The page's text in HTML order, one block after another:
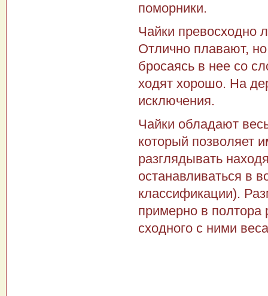
поморники.
Чайки превосходно
Отлично плавают,
бро­саясь в нее со
ходят хорошо. На
исключения.
Чайки обладают
который позволяет
разглядывать
останавливаться в
классификации).
примерно в полтора
сходного с ними